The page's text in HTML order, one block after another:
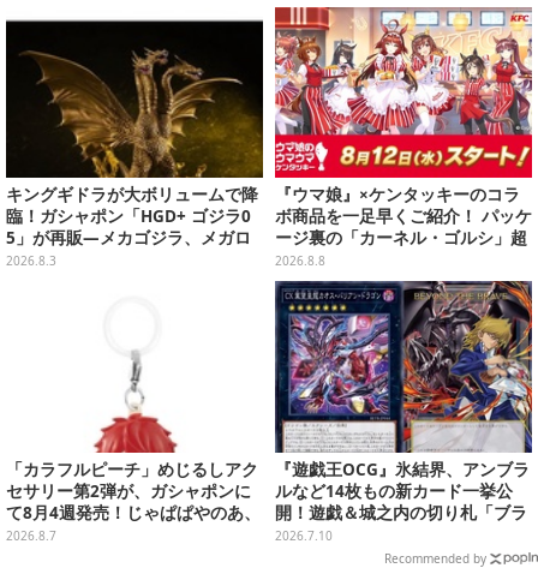
キングギドラが大ボリュームで降
臨！ガシャポン「HGD+ ゴジラ0
5」が再販―メカゴジラ、メガロ
なども揃った全4種
2026.8.3
『ウマ娘』×ケンタッキーのコラ
ボ商品を一足早くご紹介！ パッケ
ージ裏の「カーネル・ゴルシ」超
長文コラボ告知は必見、オリジナ
ル商品はガツンと来るにんにくが
美味しくて「全銀河☆ゴルゴルチ
キン化計画」の一部になる【実物
レポ】
2026.8.8
「カラフルピーチ」めじるしアク
セサリー第2弾が、ガシャポンに
て8月4週発売！じゃぱぱやのあ、
シヴァたちメンバー11名分ライン
2026.8.7
『遊戯王OCG』氷結界、アンブラ
ルなど14枚もの新カード一挙公
開！遊戯＆城之内の切り札「ブラ
ック・デーモンズ・ドラゴン」も
新たな装いで登場
2026.7.10
Recommended by